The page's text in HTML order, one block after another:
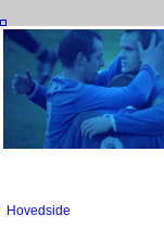
Hovedside